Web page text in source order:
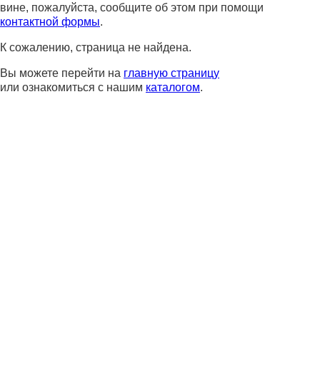
вине, пожалуйста, сообщите об этом при помощи
контактной формы.
К сожалению, страница не найдена.
Вы можете перейти на главную страницу
или ознакомиться с нашим каталогом.